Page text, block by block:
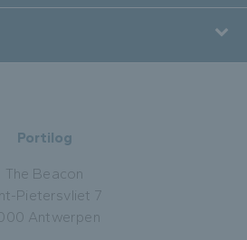
Portilog
The Beacon
Pietersvliet 7
Antwerpen